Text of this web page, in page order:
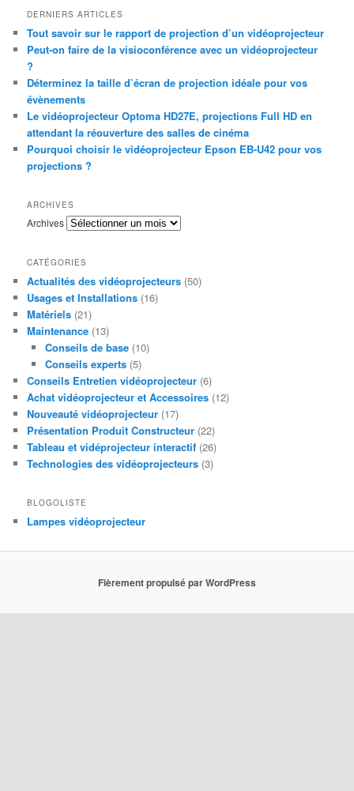
DERNIERS ARTICLES
Tout savoir sur le rapport de projection d’un vidéoprojecteur
Peut-on faire de la visioconférence avec un vidéoprojecteur
?
Déterminez la taille d’écran de projection idéale pour vos
évènements
Le vidéoprojecteur Optoma HD27E, projections Full HD en
attendant la réouverture des salles de cinéma
Pourquoi choisir le vidéoprojecteur Epson EB-U42 pour vos
projections ?
ARCHIVES
Archives
CATÉGORIES
Actualités des vidéoprojecteurs (50)
Usages et Installations (16)
Matériels (21)
Maintenance (13)
Conseils de base(10)
Conseils experts(5)
Conseils Entretien vidéoprojecteur (6)
Achat vidéoprojecteur et Accessoires (12)
Nouveauté vidéoprojecteur (17)
Présentation Produit Constructeur (22)
Tableau et vidéprojecteur interactif (26)
Technologies des vidéoprojecteurs (3)
BLOGOLISTE
Lampes vidéoprojecteur
Fièrement propulsé par WordPress